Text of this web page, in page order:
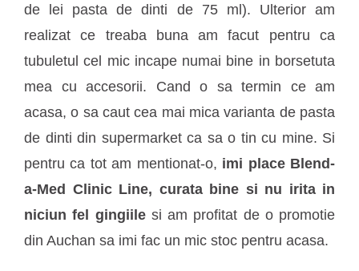
de lei pasta de dinti de 75 ml). Ulterior am
realizat ce treaba buna am facut pentru ca
tubuletul cel mic incape numai bine in borsetuta
mea cu accesorii. Cand o sa termin ce am
acasa, o sa caut cea mai mica varianta de pasta
de dinti din supermarket ca sa o tin cu mine. Si
pentru ca tot am mentionat-o, imi place Blend-
a-Med Clinic Line, curata bine si nu irita in
niciun fel gingiilesi am profitat de o promotie
din Auchan sa imi fac un mic stoc pentru acasa.